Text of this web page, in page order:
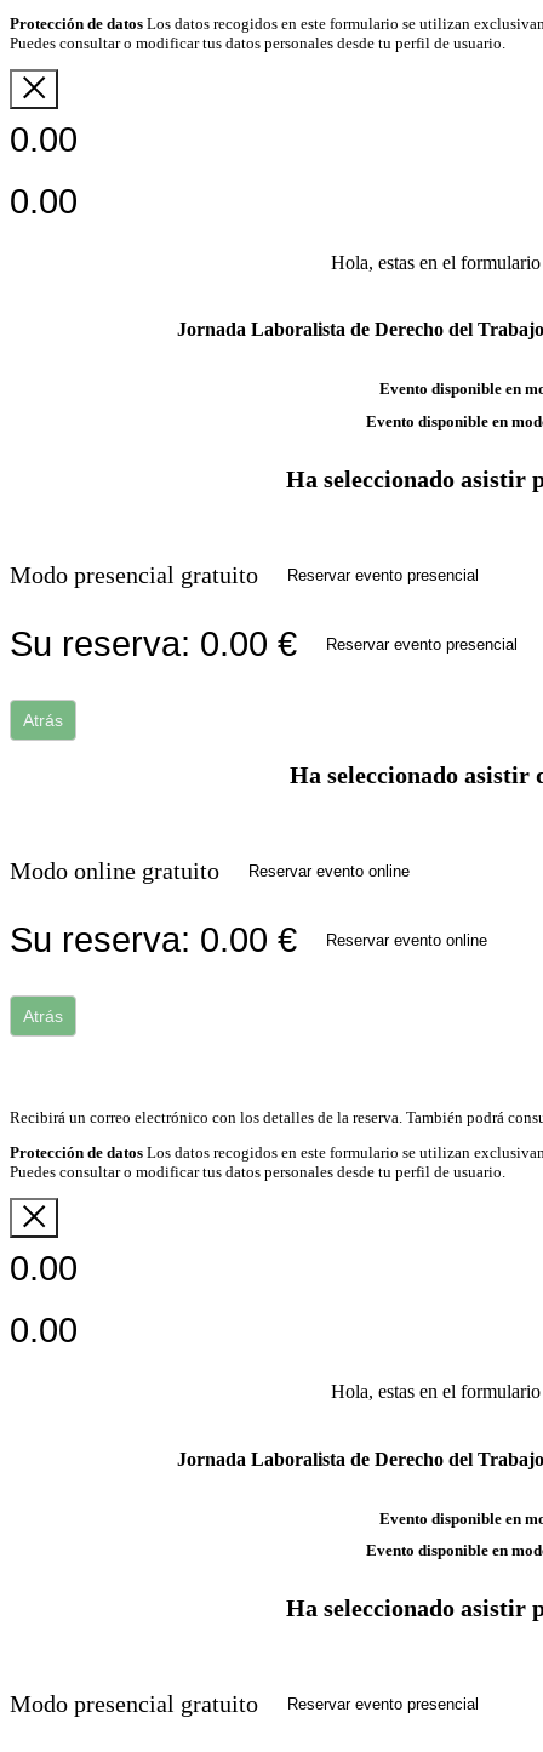
Protección de datos Los datos recogidos en este formulario se utilizan
Puedes consultar o modificar tus datos personales desde tu perfil de usuario.
0.00
0.00
Hola, estas en el formulario
Jornada Laboralista de Derecho del
Evento disponible en
Evento disponible en
Ha seleccionado asistir
Modo presencial gratuito Reservar evento presencial
Su reserva: 0.00 € Reservar evento presencial
Atrás
Ha seleccionado asistir
Modo online gratuito Reservar evento online
Su reserva: 0.00 € Reservar evento online
Atrás
Recibirá un correo electrónico con los detalles de la reserva. También podrá
Protección de datos Los datos recogidos en este formulario se utilizan
Puedes consultar o modificar tus datos personales desde tu perfil de usuario.
0.00
0.00
Hola, estas en el formulario
Jornada Laboralista de Derecho del
Evento disponible en
Evento disponible en
Ha seleccionado asistir
Modo presencial gratuito Reservar evento presencial